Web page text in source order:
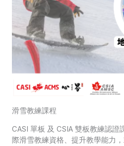
滑雪教練課程
CASI 單板 及 CSIA 雙板教練認證
際滑雪教練資格、提升教學能力